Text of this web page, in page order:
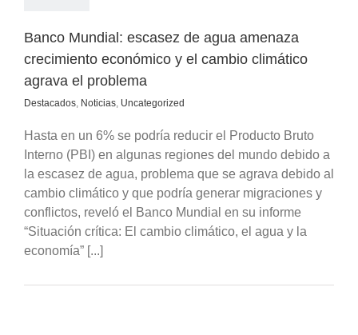
Banco Mundial: escasez de agua amenaza
crecimiento económico y el cambio climático
agrava el problema
Destacados, Noticias, Uncategorized
Hasta en un 6% se podría reducir el Producto Bruto
Interno (PBI) en algunas regiones del mundo debido a
la escasez de agua, problema que se agrava debido al
cambio climático y que podría generar migraciones y
conflictos, reveló el Banco Mundial en su informe
“Situación crítica: El cambio climático, el agua y la
economía” [...]